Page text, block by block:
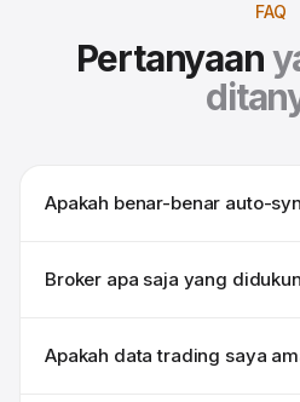
FAQ
Pertanyaan
Apakah benar-benar auto-
Broker apa saja yang
Apakah data trading saya